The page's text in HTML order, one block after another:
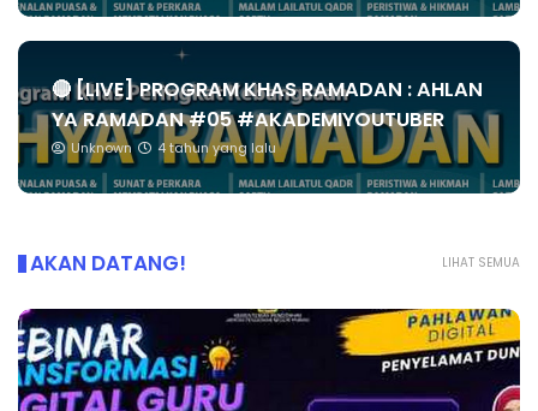
🔴 [LIVE] PROGRAM KHAS RAMADAN : AHLAN
YA RAMADAN #05 #AKADEMIYOUTUBER
Unknown 4 tahun yang lalu
LIHAT SEMUA
AKAN DATANG!